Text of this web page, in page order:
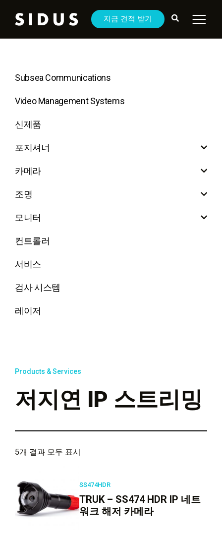
지금 견적 받기
Subsea Communications
Video Management Systems
신제품
포지셔너
카메라
조명
모니터
컨트롤러
서비스
검사 시스템
레이저
Products & Services
저지연 IP 스트리밍
5개 결과 모두 표시
SS474HDR
TRUK – SS474 HDR IP 네트
워크 해저 카메라